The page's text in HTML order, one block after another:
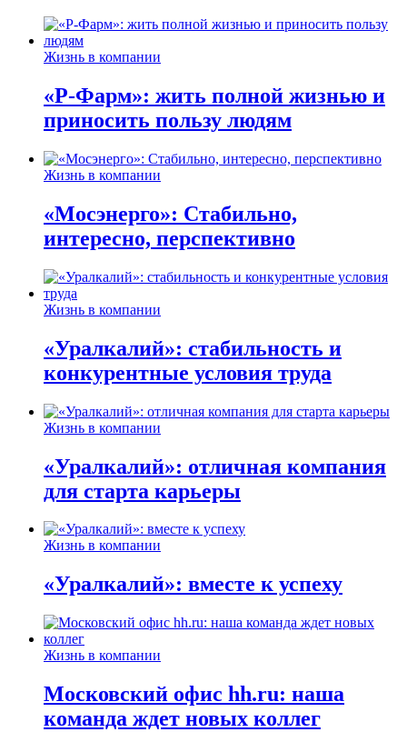
Жизнь в компании
«Р-Фарм»: жить полной жизнью и
приносить пользу людям
Жизнь в компании
«Мосэнерго»: Стабильно,
интересно, перспективно
Жизнь в компании
«Уралкалий»: стабильность и
конкурентные условия труда
Жизнь в компании
«Уралкалий»: отличная компания
для старта карьеры
Жизнь в компании
«Уралкалий»: вместе к успеху
Жизнь в компании
Московский офис hh.ru: наша
команда ждет новых коллег